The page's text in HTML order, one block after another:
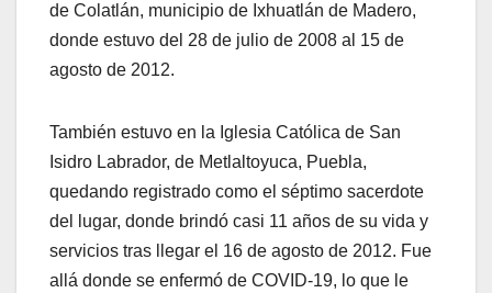
de Colatlán, municipio de Ixhuatlán de Madero,
donde estuvo del 28 de julio de 2008 al 15 de
agosto de 2012.
También estuvo en la Iglesia Católica de San
Isidro Labrador, de Metlaltoyuca, Puebla,
quedando registrado como el séptimo sacerdote
del lugar, donde brindó casi 11 años de su vida y
servicios tras llegar el 16 de agosto de 2012. Fue
allá donde se enfermó de COVID-19, lo que le